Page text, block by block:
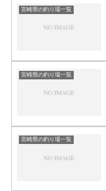
宮崎県の釣り場一覧
宮崎県の釣り場一覧
宮崎県の釣り場一覧